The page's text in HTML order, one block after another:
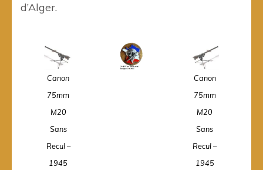
d’Alger.
Canon
75mm
M20
Sans
Recul –
1945
Canon
75mm
M20
Sans
Recul –
1945